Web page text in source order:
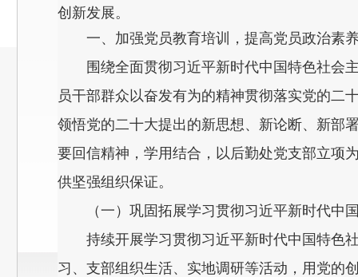
创新发展。
一、加强党员教育培训，提高党员政治素
围绕全面贯彻习近平新时代中国特色社会
员干部群众以奋发有为的精神贯彻落实党的二
领悟党的二十大提出的新思想、新论断、新部
要回信精神，学用结合，以后勤处党支部立项
供坚强组织保证。
（一）巩固拓展学习贯彻习近平新时代中
持续开展学习贯彻习近平新时代中国特色
习、支部组织生活、实地调研等活动，用党的